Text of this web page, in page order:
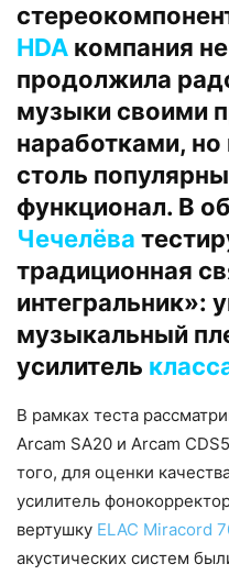
HDA компания
продолжила
музыки своими
наработками, но
столь
функционал. В
Чечелёва
традиционная
интегральник»:
музыкальный
усилитель
В рамках теста
Arcam SA20 и Arcam
того, для оценки
усилитель
вертушку ELAC Miracord
акустических систем